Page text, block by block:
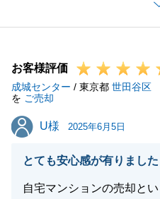
引き続きどうぞよろしく
閉
お客様評価
成城センター / 東京都 世田谷区
を ご売却
U様
U様 2025年6月5日
とても安心感が有りました
自宅マンションの売却と